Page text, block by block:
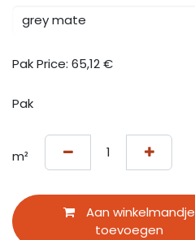
Pak Price: 65,12€
Pak
m²
Aan winkelmandje
toevoegen